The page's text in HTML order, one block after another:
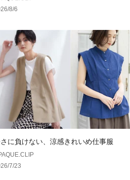
8/6
に負けない、涼感きれいめ仕事服
7/23